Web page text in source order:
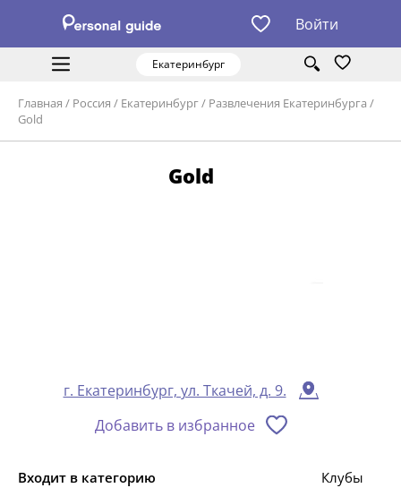
Войти
Екатеринбург
Главная / Россия / Екатеринбург/ Развлечения Екатеринбурга /
Gold
Gold
г. Екатеринбург, ул. Ткачей, д. 9.
Добавить в избранное
Входит в категорию Клубы